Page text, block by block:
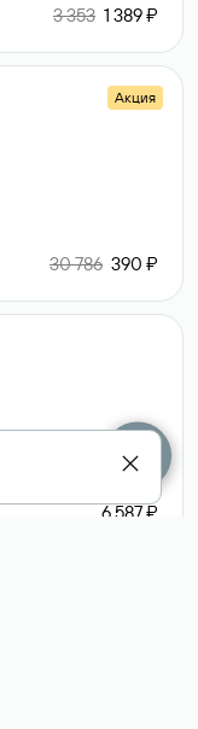
3 353 1 389 ₽
Акция
30 786 390 ₽
6 587 ₽